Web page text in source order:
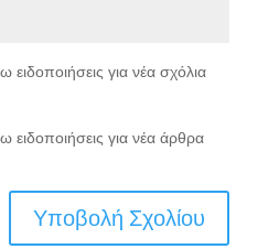
για νέα σχόλια
για νέα άρθρα